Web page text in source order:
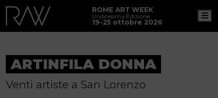
ROME ART WEEK
Undicesima Edizione
19-25 ottobre 2026
ARTINFILA DONNA
Venti artiste a San Lorenzo